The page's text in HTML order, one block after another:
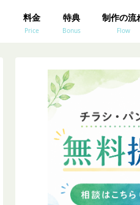
料金
Price
特典
Bonus
制作の流
Flow